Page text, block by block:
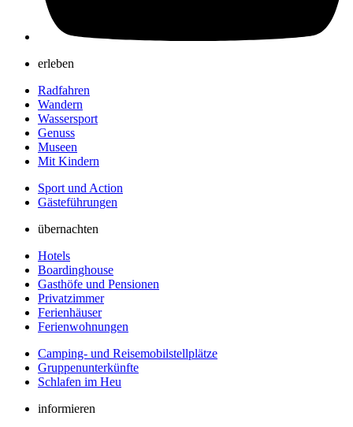
erleben
Radfahren
Wandern
Wassersport
Genuss
Museen
Mit Kindern
Sport und Action
Gästeführungen
übernachten
Hotels
Boardinghouse
Gasthöfe und Pensionen
Privatzimmer
Ferienhäuser
Ferienwohnungen
Camping- und Reisemobilstellplätze
Gruppenunterkünfte
Schlafen im Heu
informieren